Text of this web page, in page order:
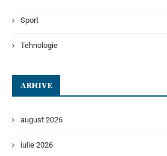
Sport
Tehnologie
ARHIVE
august 2026
iulie 2026